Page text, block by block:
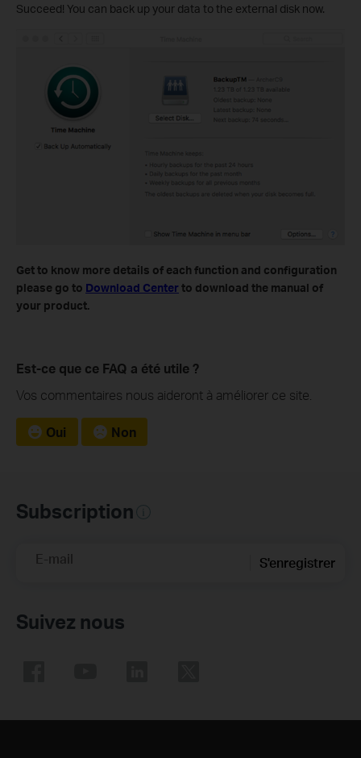
Succeed! You can back up your data to the external disk now.
Get to know more details of each function and configuration
please go to Download Center to download the manual of
your product.
Est-ce que ce FAQ a été utile ?
Vos commentaires nous aideront à améliorer ce site.
Oui Non
Subscription
E-mail S'enregistrer
Suivez nous